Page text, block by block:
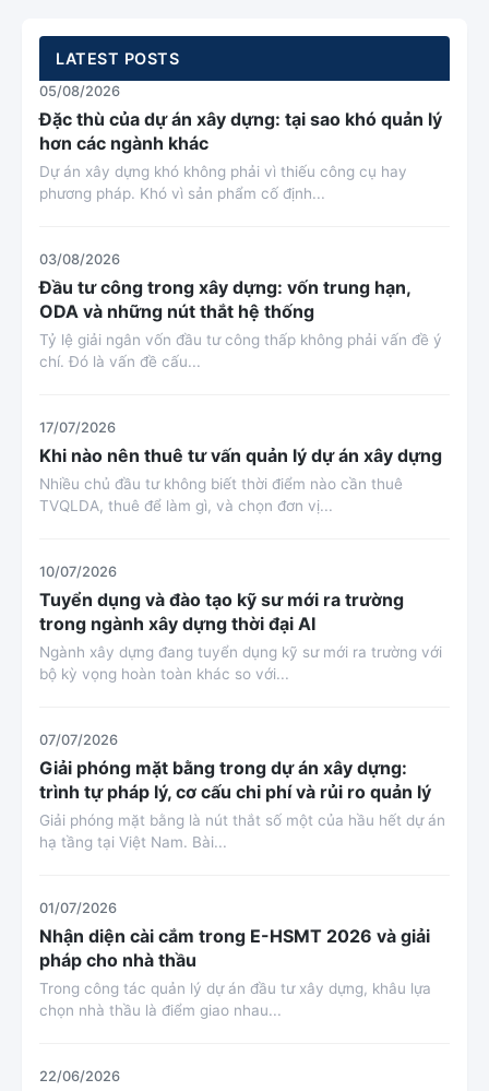
LATEST POSTS
05/08/2026
Đặc thù của dự án xây dựng: tại sao khó quản lý
hơn các ngành khác
Dự án xây dựng khó không phải vì thiếu công cụ hay
phương pháp. Khó vì sản phẩm cố định...
03/08/2026
Đầu tư công trong xây dựng: vốn trung hạn,
ODA và những nút thắt hệ thống
Tỷ lệ giải ngân vốn đầu tư công thấp không phải vấn đề ý
chí. Đó là vấn đề cấu...
17/07/2026
Khi nào nên thuê tư vấn quản lý dự án xây dựng
Nhiều chủ đầu tư không biết thời điểm nào cần thuê
TVQLDA, thuê để làm gì, và chọn đơn vị...
10/07/2026
Tuyển dụng và đào tạo kỹ sư mới ra trường
trong ngành xây dựng thời đại AI
Ngành xây dựng đang tuyển dụng kỹ sư mới ra trường với
bộ kỳ vọng hoàn toàn khác so với...
07/07/2026
Giải phóng mặt bằng trong dự án xây dựng:
trình tự pháp lý, cơ cấu chi phí và rủi ro quản lý
Giải phóng mặt bằng là nút thắt số một của hầu hết dự án
hạ tầng tại Việt Nam. Bài...
01/07/2026
Nhận diện cài cắm trong E-HSMT 2026 và giải
pháp cho nhà thầu
Trong công tác quản lý dự án đầu tư xây dựng, khâu lựa
chọn nhà thầu là điểm giao nhau...
22/06/2026